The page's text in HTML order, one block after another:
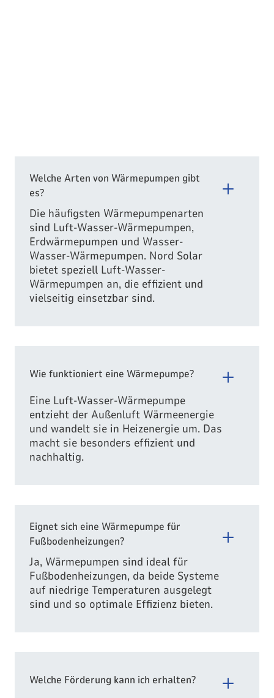
Welche Arten von Wärmepumpen gibt
es?
Die häufigsten Wärmepumpenarten
sind Luft-Wasser-Wärmepumpen,
Erdwärmepumpen und Wasser-
Wasser-Wärmepumpen. Nord Solar
bietet speziell Luft-Wasser-
Wärmepumpen an, die effizient und
vielseitig einsetzbar sind.
Wie funktioniert eine Wärmepumpe?
Eine Luft-Wasser-Wärmepumpe
entzieht der Außenluft Wärmeenergie
und wandelt sie in Heizenergie um. Das
macht sie besonders effizient und
nachhaltig.
Eignet sich eine Wärmepumpe für
Fußbodenheizungen?
Ja, Wärmepumpen sind ideal für
Fußbodenheizungen, da beide Systeme
auf niedrige Temperaturen ausgelegt
sind und so optimale Effizienz bieten.
Welche Förderung kann ich erhalten?